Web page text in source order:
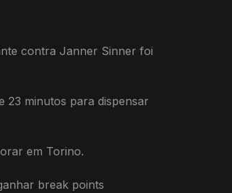
contra Janner Sinner foi
23 minutos para dispensar
em Torino.
break points